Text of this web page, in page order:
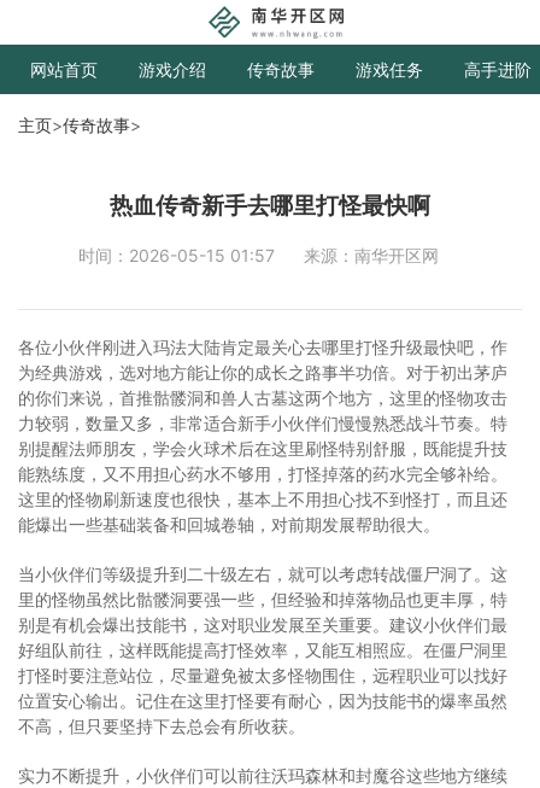
网站首页 游戏介绍 传奇故事 游戏任务 高手进阶
主页>传奇故事>
热血传奇新手去哪里打怪最快啊
时间：2026-05-15 01:57 来源：南华开区网
各位小伙伴刚进入玛法大陆肯定最关心去哪里打怪升级最快吧，作
为经典游戏，选对地方能让你的成长之路事半功倍。对于初出茅庐
的你们来说，首推骷髅洞和兽人古墓这两个地方，这里的怪物攻击
力较弱，数量又多，非常适合新手小伙伴们慢慢熟悉战斗节奏。特
别提醒法师朋友，学会火球术后在这里刷怪特别舒服，既能提升技
能熟练度，又不用担心药水不够用，打怪掉落的药水完全够补给。
这里的怪物刷新速度也很快，基本上不用担心找不到怪打，而且还
能爆出一些基础装备和回城卷轴，对前期发展帮助很大。
当小伙伴们等级提升到二十级左右，就可以考虑转战僵尸洞了。这
里的怪物虽然比骷髅洞要强一些，但经验和掉落物品也更丰厚，特
别是有机会爆出技能书，这对职业发展至关重要。建议小伙伴们最
好组队前往，这样既能提高打怪效率，又能互相照应。在僵尸洞里
打怪时要注意站位，尽量避免被太多怪物围住，远程职业可以找好
位置安心输出。记住在这里打怪要有耐心，因为技能书的爆率虽然
不高，但只要坚持下去总会有所收获。
实力不断提升，小伙伴们可以前往沃玛森林和封魔谷这些地方继续